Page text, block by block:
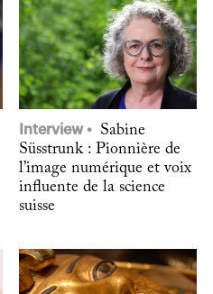
Interview
Sabine
Süsstrunk : Pionnière de
l’image numérique et voix
influente de la science
suisse